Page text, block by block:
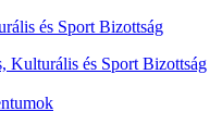
és Sport Bizottság
Kulturális és Sport Bizottság